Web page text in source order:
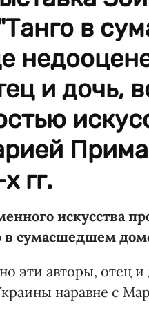
в
и дочь,
гг.
искусства
в сумасшедшем
эти авторы, отец
наравне с